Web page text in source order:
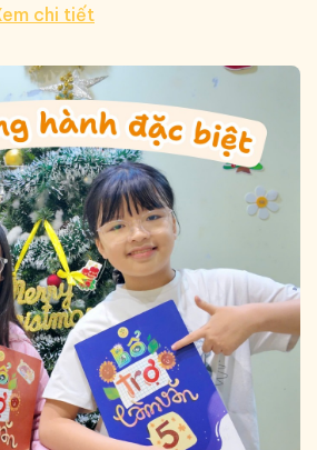
chi tiết